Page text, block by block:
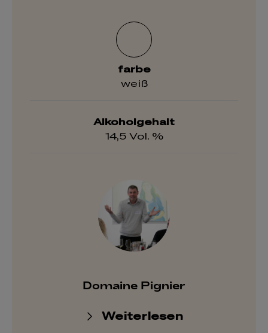
farbe
weiß
Alkoholgehalt
14,5 Vol. %
Domaine Pignier
Weiterlesen